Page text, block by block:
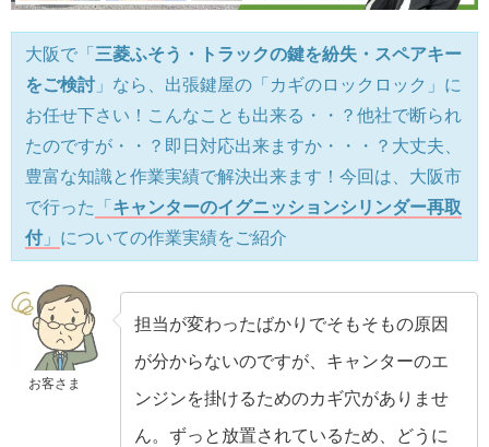
大阪で「 三菱ふそう・トラックの鍵を紛失・スペアキー
をご検討 」なら、出張鍵屋の「カギのロックロック」に
お任せ下さい！こんなことも出来る・・？他社で断られ
たのですが・・？即日対応出来ますか・・・？大丈夫、
豊富な知識と作業実績で解決出来ます！今回は、大阪市
で行った
「 キャンターのイグニッションシリンダー再取
付」 についての作業実績をご紹介
お客さま
担当が変わったばかりでそもそもの原因
が分からないのですが、キャンターのエ
ンジンを掛けるためのカギ穴がありませ
ん。ずっと放置されているため、どうに